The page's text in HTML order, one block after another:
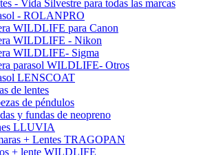
- Vida Silvestre para todas las marcas
- ROLANPRO
WILDLIFE para Canon
WILDLIFE - Nikon
WILDLIFE- Sigma
parasol WILDLIFE- Otros
LENSCOAT
de lentes
de péndulos
y fundas de neopreno
LLUVIA
+ Lentes TRAGOPAN
+ lente WILDLIFE